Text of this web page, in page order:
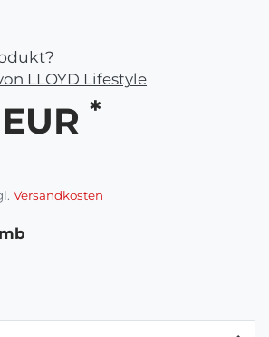
LLOYD Lifestyle
*
Versandkosten